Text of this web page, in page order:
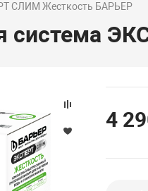
СЛИМ Жесткость БАРЬЕР
система
4